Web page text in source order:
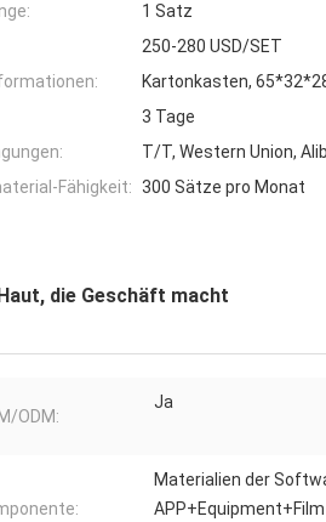
1 Satz
250-280 USD/SET
Kartonkasten,
3 Tage
T/T, Western Union,
Fähigkeit: 300 Sätze pro Monat
die Geschäft macht
ODM:
Ja
Materialien der
APP+Equipment+Film